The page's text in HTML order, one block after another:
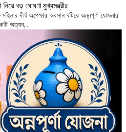
বড় ঘোষণা মুখ্যমন্ত্রীর
দীর্ঘ অপেক্ষার অবসান ঘটিয়ে অন্নপূর্ণা যোজনার
অত্যন্...